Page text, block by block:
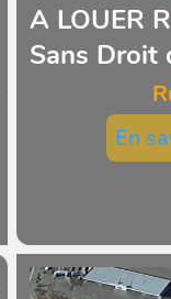
A LOUER
Sans Droit
En